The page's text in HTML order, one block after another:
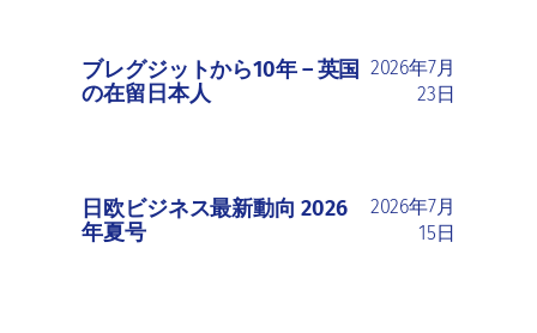
ブレグジットから10年 ― 英国
の在留日本人
2026年7月
23日
日欧ビジネス最新動向 2026
年夏号
2026年7月
15日